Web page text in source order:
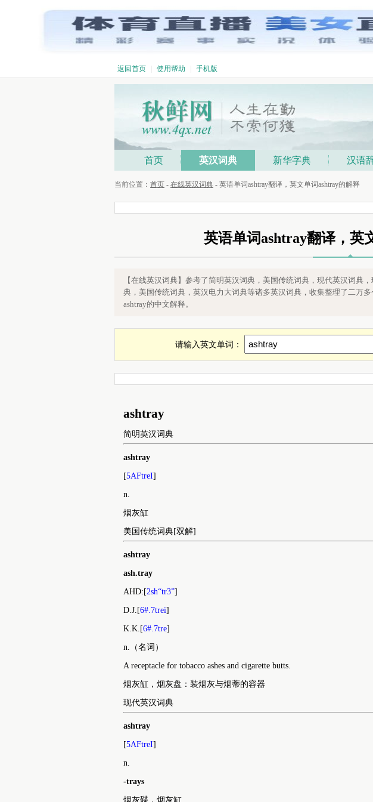
返回首页 使用帮助 手机版
首页 英汉词典 新华字典 汉语
当前位置： 首页 - 在线英汉词典 - 英语单词ashtray翻译，英文单词ashtray的解释
英语单词ashtray翻译，英
【在线英汉词典】参考了简明英汉词典，美国传统词典，现代英汉词典
典，美国传统词典，英汉电力大词典等诸多英汉词典，收集整理了二万
ashtray的中文解释。
请输入英文单词：
ashtray
简明英汉词典
ashtray
[5AFtreI]
n.
烟灰缸
美国传统词典[双解]
ashtray
ash.tray
AHD:[2sh“tr3”]
D.J.[6#.7trei]
K.K.[6#.7tre]
n.（名词）
A receptacle for tobacco ashes and cigarette butts.
烟灰缸，烟灰盘：装烟灰与烟蒂的容器
现代英汉词典
ashtray
[5AFtreI]
n.
-trays
烟灰碟，烟灰缸